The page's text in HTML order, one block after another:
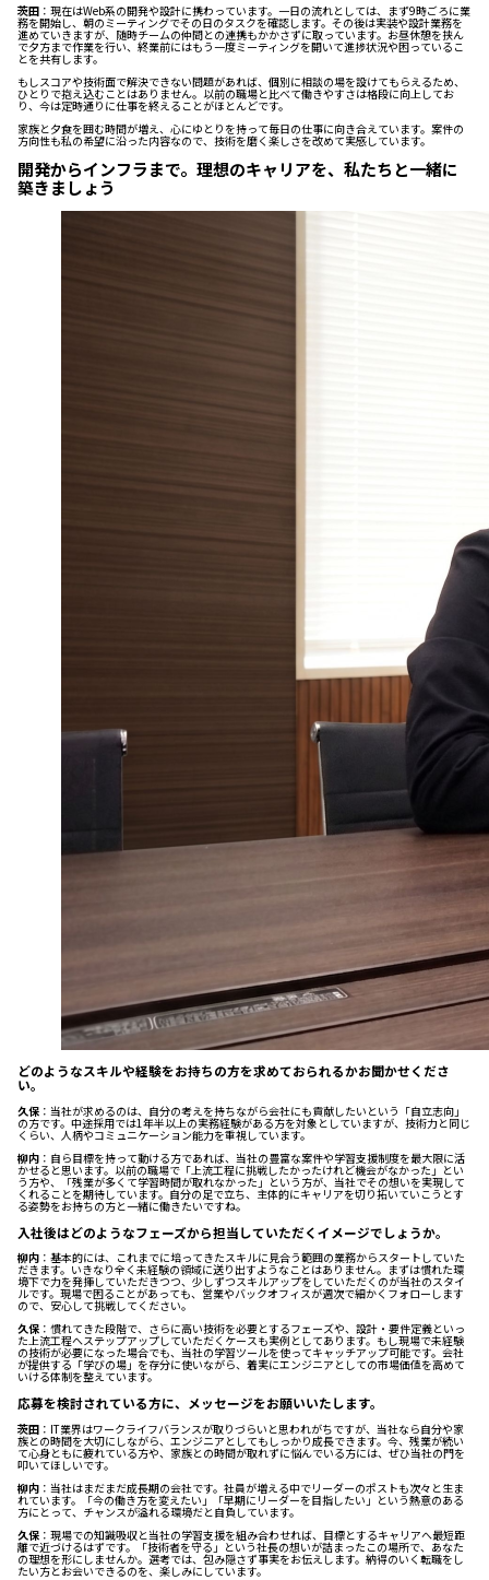
茨田 ：現在はWeb系の開発や設計に携わっています。一日の流れとしては、まず9時ごろに業
務を開始し、朝のミーティングでその日のタスクを確認します。その後は実装や設計業務を
進めていきますが、随時チームの仲間との連携もかかさずに取っています。お昼休憩を挟ん
で夕方まで作業を行い、終業前にはもう一度ミーティングを開いて進捗状況や困っているこ
とを共有します。
もしスコアや技術面で解決できない問題があれば、個別に相談の場を設けてもらえるため、
ひとりで抱え込むことはありません。以前の職場と比べて働きやすさは格段に向上してお
り、今は定時通りに仕事を終えることがほとんどです。
家族と夕食を囲む時間が増え、心にゆとりを持って毎日の仕事に向き合えています。案件の
方向性も私の希望に沿った内容なので、技術を磨く楽しさを改めて実感しています。
開発からインフラまで。理想のキャリアを、私たちと一緒に
築きましょう
どのようなスキルや経験をお持ちの方を求めておられるかお聞かせくださ
い。
久保 ：当社が求めるのは、自分の考えを持ちながら会社にも貢献したいという「自立志向」
の方です。中途採用では1年半以上の実務経験がある方を対象としていますが、技術力と同じ
くらい、人柄やコミュニケーション能力を重視しています。
柳内 ：自ら目標を持って動ける方であれば、当社の豊富な案件や学習支援制度を最大限に活
かせると思います。以前の職場で「上流工程に挑戦したかったけれど機会がなかった」とい
う方や、「残業が多くて学習時間が取れなかった」という方が、当社でその想いを実現して
くれることを期待しています。自分の足で立ち、主体的にキャリアを切り拓いていこうとす
る姿勢をお持ちの方と一緒に働きたいですね。
入社後はどのようなフェーズから担当していただくイメージでしょうか。
柳内 ：基本的には、これまでに培ってきたスキルに見合う範囲の業務からスタートしていた
だきます。いきなり全く未経験の領域に送り出すようなことはありません。まずは慣れた環
境下で力を発揮していただきつつ、少しずつスキルアップをしていただくのが当社のスタイ
ルです。現場で困ることがあっても、営業やバックオフィスが週次で細かくフォローします
ので、安心して挑戦してください。
久保 ：慣れてきた段階で、さらに高い技術を必要とするフェーズや、設計・要件定義といっ
た上流工程へステップアップしていただくケースも実例としてあります。もし現場で未経験
の技術が必要になった場合でも、当社の学習ツールを使ってキャッチアップ可能です。会社
が提供する「学びの場」を存分に使いながら、着実にエンジニアとしての市場価値を高めて
いける体制を整えています。
応募を検討されている方に、メッセージをお願いいたします。
茨田 ：IT業界はワークライフバランスが取りづらいと思われがちですが、当社なら自分や家
族との時間を大切にしながら、エンジニアとしてもしっかり成長できます。今、残業が続い
て心身ともに疲れている方や、家族との時間が取れずに悩んでいる方には、ぜひ当社の門を
叩いてほしいです。
柳内 ：当社はまだまだ成長期の会社です。社員が増える中でリーダーのポストも次々と生ま
れています。「今の働き方を変えたい」「早期にリーダーを目指したい」という熱意のある
方にとって、チャンスが溢れる環境だと自負しています。
久保 ：現場での知識吸収と当社の学習支援を組み合わせれば、目標とするキャリアへ最短距
離で近づけるはずです。「技術者を守る」という社長の想いが詰まったこの場所で、あなた
の理想を形にしませんか。選考では、包み隠さず事実をお伝えします。納得のいく転職をし
たい方とお会いできるのを、楽しみにしています。